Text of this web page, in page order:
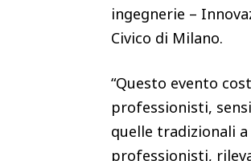
ingegnerie –
Civico di Milano.
“Questo evento
professionisti,
quelle tradizionali
professionisti,